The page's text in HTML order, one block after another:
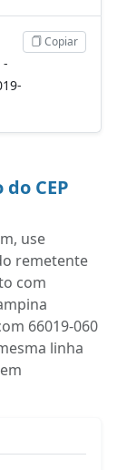
-
Copiar
CEP
use
remetente
com
66019-060
linha